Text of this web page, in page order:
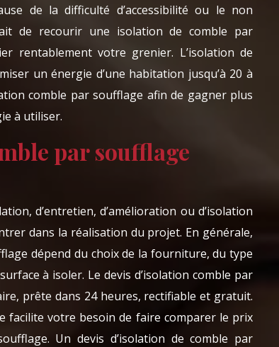
de la difficulté d’accessibilité ou le non
de recourir une isolation de comble par
rentablement votre grenier. L’isolation de
un énergie d’une habitation jusqu’à 20 à
comble par soufflage afin de gagner plus
à utiliser.
par soufflage
d’entretien, d’amélioration ou d’isolation
dans la réalisation du projet. En générale,
dépend du choix de la fourniture, du type
à isoler. Le devis d’isolation comble par
prête dans 24 heures, rectifiable et gratuit.
facilite votre besoin de faire comparer le prix
Un devis d’isolation de comble par